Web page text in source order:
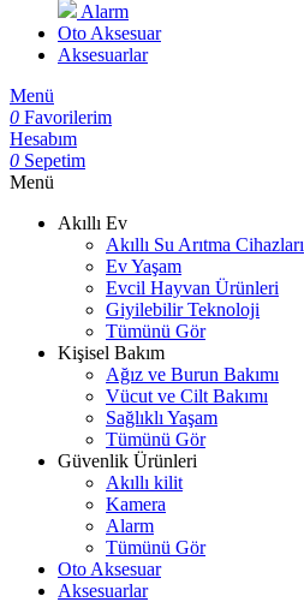
Alarm
Oto Aksesuar
Aksesuarlar
Menü
0 Favorilerim
Hesabım
0 Sepetim
Menü
Akıllı Ev
Akıllı Su Arıtma Cihazları
Ev Yaşam
Evcil Hayvan Ürünleri
Giyilebilir Teknoloji
Tümünü Gör
Kişisel Bakım
Ağız ve Burun Bakımı
Vücut ve Cilt Bakımı
Sağlıklı Yaşam
Tümünü Gör
Güvenlik Ürünleri
Akıllı kilit
Kamera
Alarm
Tümünü Gör
Oto Aksesuar
Aksesuarlar